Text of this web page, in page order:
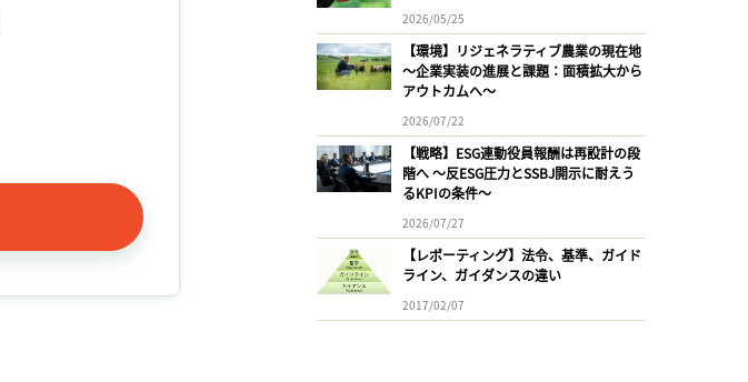
2026/05/25
【環境】リジェネラティブ農業の現在地
〜企業実装の進展と課題：面積拡大から
アウトカムへ〜
2026/07/22
【戦略】ESG連動役員報酬は再設計の段
階へ 〜反ESG圧力とSSBJ開示に耐えう
るKPIの条件〜
2026/07/27
【レポーティング】法令、基準、ガイド
ライン、ガイダンスの違い
2017/02/07